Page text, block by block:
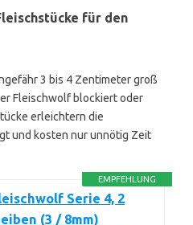
für den
3 bis 4 Zentimeter groß
Fleischwolf blockiert oder
erleichtern die
und kosten nur unnötig Zeit
EMPFEHLUNG
Serie 4, 2
(3 / 8mm)